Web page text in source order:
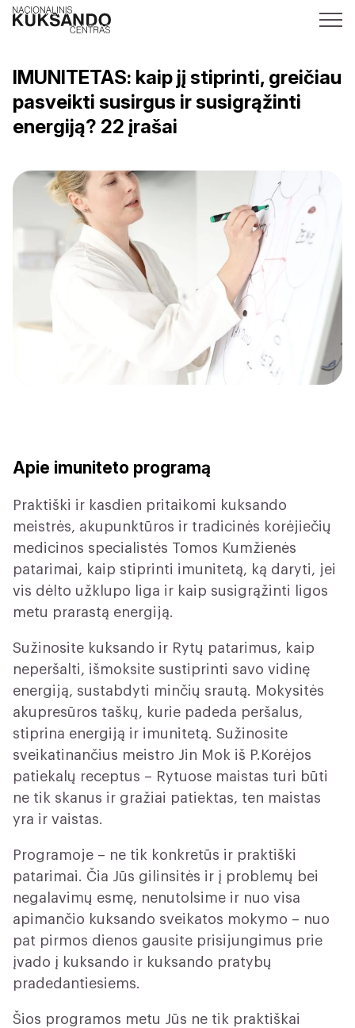
IMUNITETAS: kaip jį stiprinti, greičiau
pasveikti susirgus ir susigrąžinti
energiją? 22 įrašai
Apie imuniteto programą
Praktiški ir kasdien pritaikomi kuksando
meistrės, akupunktūros ir tradicinės korėjiečių
medicinos specialistės Tomos Kumžienės
patarimai, kaip stiprinti imunitetą, ką daryti, jei
vis dėlto užklupo liga ir kaip susigrąžinti ligos
metu prarastą energiją.
Sužinosite kuksando ir Rytų patarimus, kaip
neperšalti, išmoksite sustiprinti savo vidinę
energiją, sustabdyti minčių srautą. Mokysitės
akupresūros taškų, kurie padeda peršalus,
stiprina energiją ir imunitetą. Sužinosite
sveikatinančius meistro Jin Mok iš P.Korėjos
patiekalų receptus – Rytuose maistas turi būti
ne tik skanus ir gražiai patiektas, ten maistas
yra ir vaistas.
Programoje – ne tik konkretūs ir praktiški
patarimai. Čia Jūs gilinsitės ir į problemų bei
negalavimų esmę, nenutolsime ir nuo visa
apimančio kuksando sveikatos mokymo – nuo
pat pirmos dienos gausite prisijungimus prie
įvado į kuksando ir kuksando pratybų
pradedantiesiems.
Šios programos metu Jūs ne tik praktiškai